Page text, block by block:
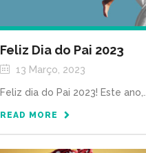
Feliz Dia do Pai 2023
13 Março, 2023
Feliz dia do Pai 2023! Este ano,...
READ MORE